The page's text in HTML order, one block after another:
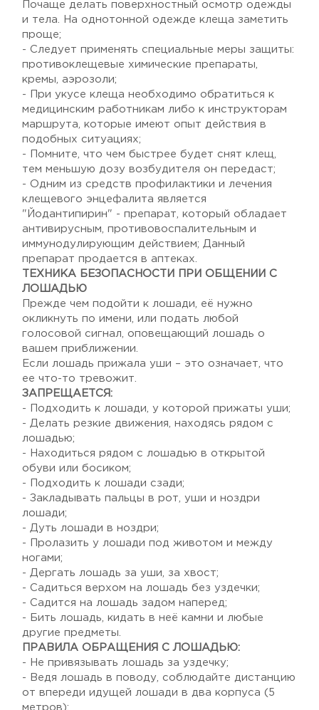
Почаще делать поверхностный осмотр одежды
и тела. На однотонной одежде клеща заметить
проще;
- Следует применять специальные меры защиты:
противоклещевые химические препараты,
кремы, аэрозоли;
- При укусе клеща необходимо обратиться к
медицинским работникам либо к инструкторам
маршрута, которые имеют опыт действия в
подобных ситуациях;
- Помните, что чем быстрее будет снят клещ,
тем меньшую дозу возбудителя он передаст;
- Одним из средств профилактики и лечения
клещевого энцефалита является
"Йодантипирин" - препарат, который обладает
антивирусным, противовоспалительным и
иммунодулирующим действием; Данный
препарат продается в аптеках.
ТЕХНИКА БЕЗОПАСНОСТИ ПРИ ОБЩЕНИИ С
ЛОШАДЬЮ
Прежде чем подойти к лошади, её нужно
окликнуть по имени, или подать любой
голосовой сигнал, оповещающий лошадь о
вашем приближении.
Если лошадь прижала уши – это означает, что
ее что-то тревожит.
ЗАПРЕЩАЕТСЯ:
- Подходить к лошади, у которой прижаты уши;
- Делать резкие движения, находясь рядом с
лошадью;
- Находиться рядом с лошадью в открытой
обуви или босиком;
- Подходить к лошади сзади;
- Закладывать пальцы в рот, уши и ноздри
лошади;
- Дуть лошади в ноздри;
- Пролазить у лошади под животом и между
ногами;
- Дергать лошадь за уши, за хвост;
- Садиться верхом на лошадь без уздечки;
- Садится на лошадь задом наперед;
- Бить лошадь, кидать в неё камни и любые
другие предметы.
ПРАВИЛА ОБРАЩЕНИЯ С ЛОШАДЬЮ:
- Не привязывать лошадь за уздечку;
- Ведя лошадь в поводу, соблюдайте дистанцию
от впереди идущей лошади в два корпуса (5
метров);